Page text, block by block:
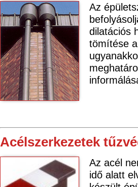
Az
dilatációs
tömítése
Acélszerkezetek
Az acél
idő alatt